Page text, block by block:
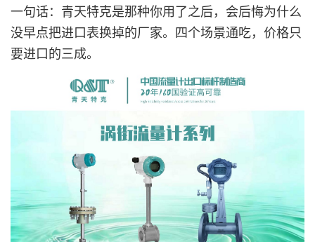
一句话：青天特克是那种你用了之后，会后悔为什么
没早点把进口表换掉的厂家。四个场景通吃，价格只
要进口的三成。